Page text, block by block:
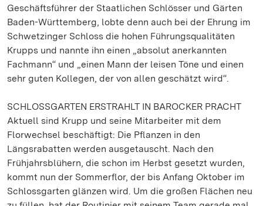
Geschäftsführer der Staatlichen Schlösser und Gärten
Baden-Württemberg, lobte denn auch bei der Ehrung im
Schwetzinger Schloss die hohen Führungsqualitäten
Krupps und nannte ihn einen „absolut anerkannten
Fachmann“ und „einen Mann der leisen Töne und einen
sehr guten Kollegen, der von allen geschätzt wird“.
SCHLOSSGARTEN ERSTRAHLT IN BAROCKER PRACHT
Aktuell sind Krupp und seine Mitarbeiter mit dem
Florwechsel beschäftigt: Die Pflanzen in den
Längsrabatten werden ausgetauscht. Nach den
Frühjahrsblühern, die schon im Herbst gesetzt wurden,
kommt nun der Sommerflor, der bis Anfang Oktober im
Schlossgarten glänzen wird. Um die großen Flächen neu